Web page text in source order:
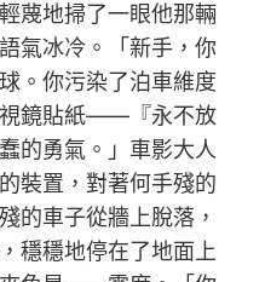
蔑地掃了一眼他那輛
氣冰冷。「新手，你
。你污染了泊車維度
視鏡貼紙——『永不放
的勇氣。」車影大人
裝置，對著何手殘的
的車子從牆上脫落，
穩穩地停在了地面上